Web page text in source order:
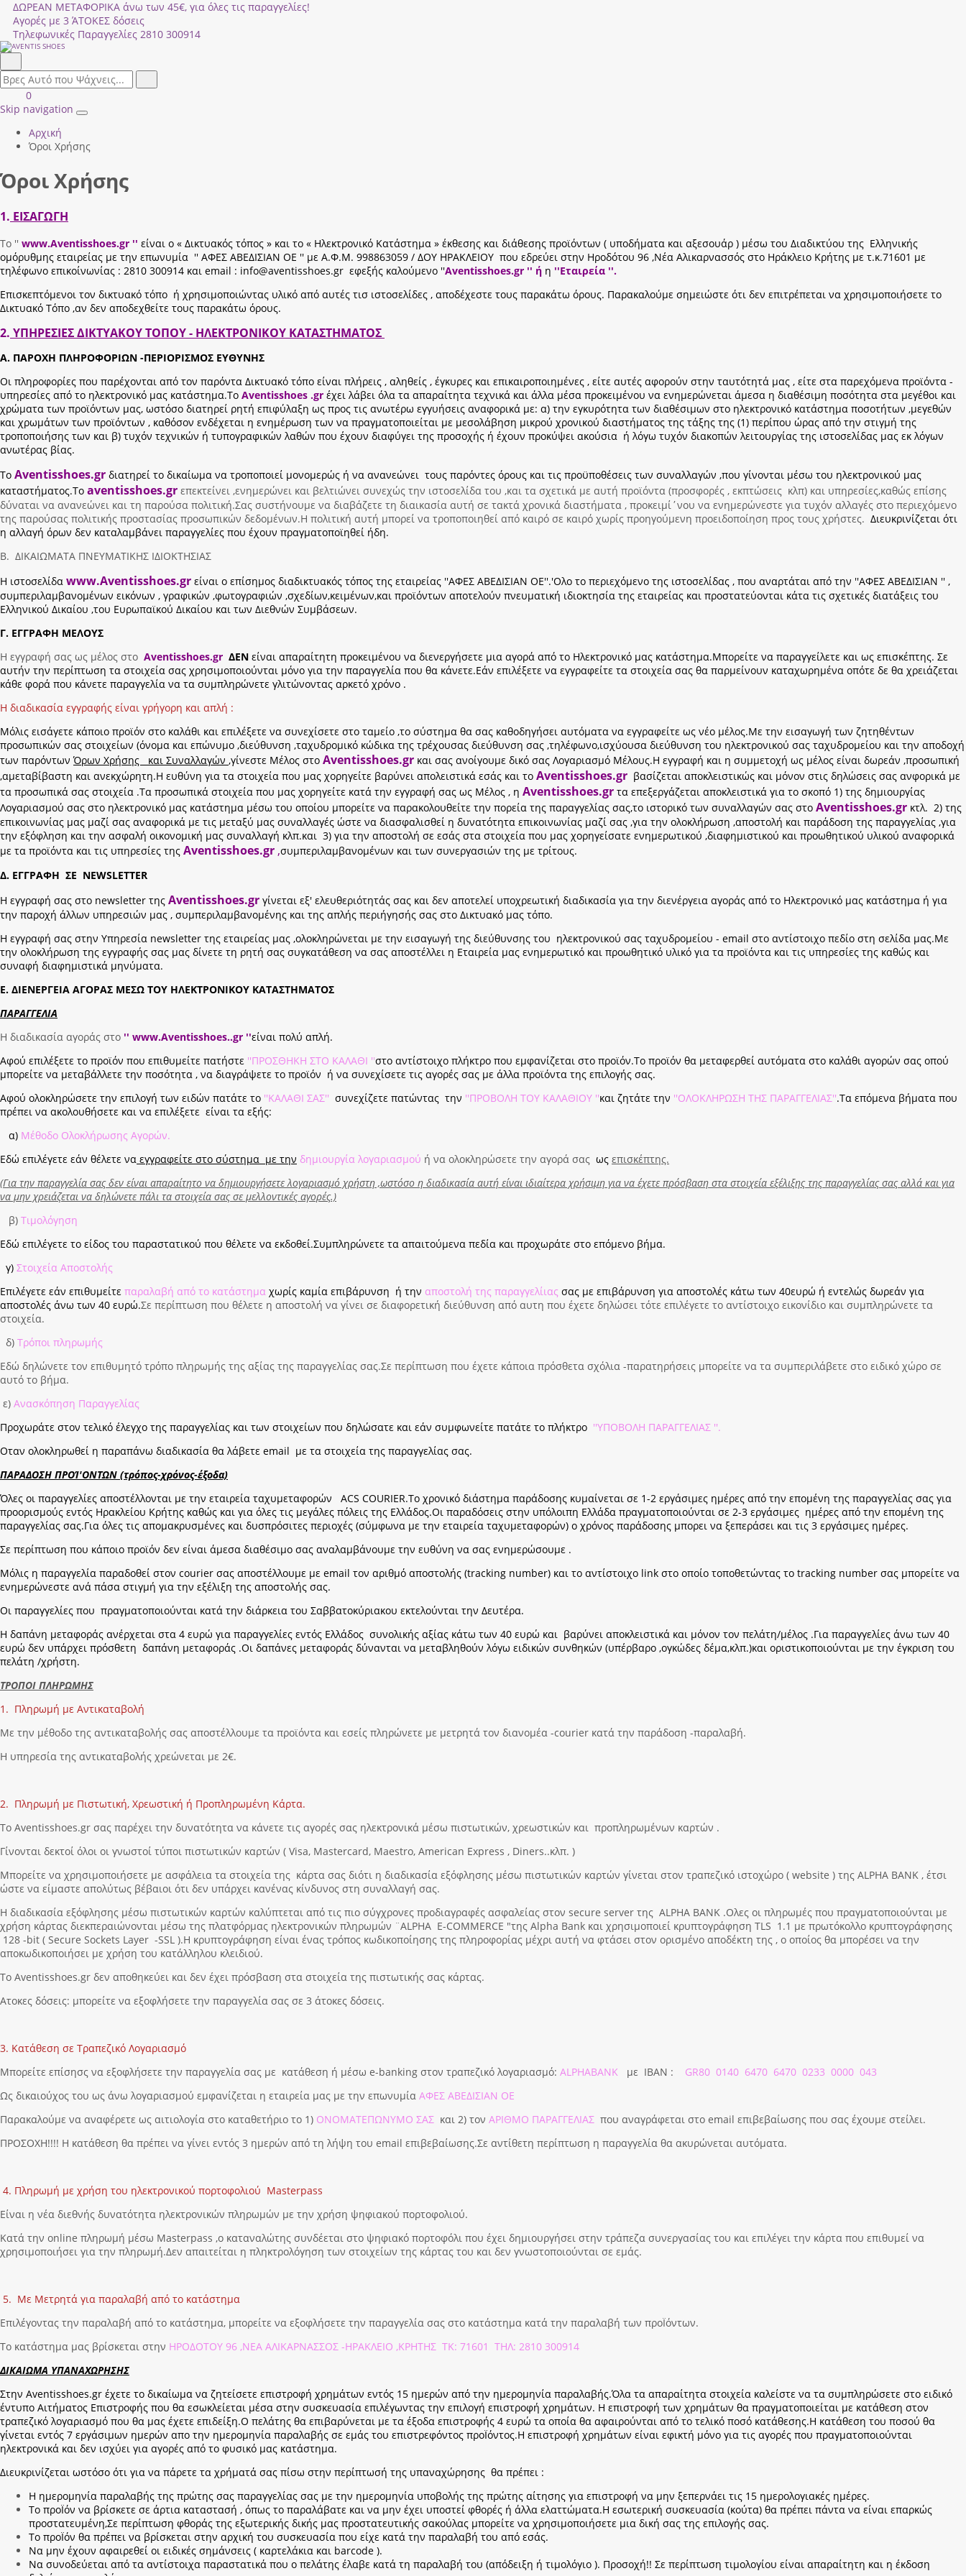
ΔΩΡΕΑΝ ΜΕΤΑΦΟΡΙΚΑ άνω των 45€, για όλες τις παραγγελίες!
Αγορές με 3 ΆΤΟΚΕΣ δόσεις
Τηλεφωνικές Παραγγελίες 2810 300914
field.search
Είσοδος
|
ΚΑΛΑΘΙ
ΑΓΟΡΩΝ
0
Skip navigation
Toggle
Αρχική
Όροι Χρήσης
Όροι Χρήσης
1. ΕΙΣΑΓΩΓΗ
Το '' www.Aventisshoes.gr '' είναι ο « Δικτυακός τόπος » και το « Ηλεκτρονικό Κατάστημα » έκθεσης και διάθεσης προϊόντων ( υποδήματα και αξεσουάρ ) μέσω του Διαδικτύου της Ελληνικής
ομόρυθμης εταιρείας με την επωνυμία '' ΑΦΕΣ ΑΒΕΔΙΣΙΑΝ ΟΕ '' με Α.Φ.Μ. 998863059 / ΔΟΥ ΗΡΑΚΛΕΙΟΥ που εδρεύει στην Ηροδότου 96 ,Νέα Αλικαρνασσός στο Ηράκλειο Κρήτης με τ.κ.71601 με
τηλέφωνο επικοίνωνίας : 2810 300914 και email : info@aventisshoes.gr εφεξής καλούμενο ''Aventisshoes.gr '' ή η ''Εταιρεία ''.
Επισκεπτόμενοι τον δικτυακό τόπο ή χρησιμοποιώντας υλικό από αυτές τισ ιστοσελίδες , αποδέχεστε τους παρακάτω όρους. Παρακαλούμε σημειώστε ότι δεν επιτρέπεται να χρησιμοποιήσετε το
Δικτυακό Τόπο ,αν δεν αποδεχθείτε τους παρακάτω όρους.
2. ΥΠΗΡΕΣΙΕΣ ΔΙΚΤΥΑΚΟΥ ΤΟΠΟΥ - ΗΛΕΚΤΡΟΝΙΚΟΥ ΚΑΤΑΣΤΗΜΑΤΟΣ
Α. ΠΑΡΟΧΗ ΠΛΗΡΟΦΟΡΙΩΝ -ΠΕΡΙΟΡΙΣΜΟΣ ΕΥΘΥΝΗΣ
Οι πληροφορίες που παρέχονται από τον παρόντα Δικτυακό τόπο είναι πλήρεις , αληθείς , έγκυρες και επικαιροποιημένες , είτε αυτές αφορούν στην ταυτότητά μας , είτε στα παρεχόμενα προϊόντα -
υπηρεσίες από το ηλεκτρονικό μας κατάστημα.Το Aventisshoes .gr έχει λάβει όλα τα απαραίτητα τεχνικά και άλλα μέσα προκειμένου να ενημερώνεται άμεσα η διαθέσιμη ποσότητα στα μεγέθοι και
χρώματα των προϊόντων μας, ωστόσο διατηρεί ρητή επιφύλαξη ως προς τις ανωτέρω εγγυήσεις αναφορικά με: α) την εγκυρότητα των διαθέσιμων στο ηλεκτρονικό κατάστημα ποσοτήτων ,μεγεθών
και χρωμάτων των προϊόντων , καθόσον ενδέχεται η ενημέρωση των να πραγματοποιείται με μεσολάβηση μικρού χρονικού διαστήματος της τάξης της (1) περίπου ώρας από την στιγμή της
τροποποιήσης των και β) τυχόν τεχνικών ή τυπογραφικών λαθών που έχουν διαφύγει της προσοχής ή έχουν προκύψει ακούσια ή λόγω τυχόν διακοπών λειτουργίας της ιστοσελίδας μας εκ λόγων
ανωτέρας βίας.
Το Aventisshoes.gr διατηρεί το δικαίωμα να τροποποιεί μονομερώς ή να ανανεώνει τους παρόντες όρους και τις προϋποθέσεις των συναλλαγών ,που γίνονται μέσω του ηλεκτρονικού μας
καταστήματος.Το aventisshoes.gr επεκτείνει ,ενημερώνει και βελτιώνει συνεχώς την ιστοσελίδα του ,και τα σχετικά με αυτή προϊόντα (προσφορές , εκπτώσεις κλπ) και υπηρεσίες,καθώς επίσης
δύναται να ανανεώνει και τη παρούσα πολιτική.Σας συστήνουμε να διαβάζετε τη διαικασία αυτή σε τακτά χρονικά διαστήματα , προκειμί΄νου να ενημερώνεστε για τυχόν αλλαγές στο περιεχόμενο
της παρούσας πολιτικής προστασίας προσωπικών δεδομένων.Η πολιτική αυτή μπορεί να τροποποιηθεί από καιρό σε καιρό χωρίς προηγούμενη προειδοποίηση προς τους χρήστες. Διευκρινίζεται ότι
η αλλαγή όρων δεν καταλαμβάνει παραγγελίες που έχουν πραγματοποϊηθεί ήδη.
Β. ΔΙΚΑΙΩΜΑΤΑ ΠΝΕΥΜΑΤΙΚΗΣ ΙΔΙΟΚΤΗΣΙΑΣ
Η ιστοσελίδα www.Aventisshoes.gr είναι ο επίσημος διαδικτυακός τόπος της εταιρείας ''ΑΦΕΣ ΑΒΕΔΙΣΙΑΝ ΟΕ''.'Ολο το περιεχόμενο της ιστοσελίδας , που αναρτάται από την ''ΑΦΕΣ ΑΒΕΔΙΣΙΑΝ '' ,
συμπεριλαμβανομένων εικόνων , γραφικών ,φωτογραφιών ,σχεδίων,κειμένων,και προϊόντων αποτελούν πνευματική ιδιοκτησία της εταιρείας και προστατεύονται κάτα τις σχετικές διατάξεις του
Ελληνικού Δικαίου ,του Ευρωπαϊκού Δικαίου και των Διεθνών Συμβάσεων.
Γ. ΕΓΓΡΑΦΗ ΜΕΛΟΥΣ
Η εγγραφή σας ως μέλος στο Aventisshoes.gr ΔΕΝ είναι απαραίτητη προκειμένου να διενεργήσετε μια αγορά από το Ηλεκτρονικό μας κατάστημα.Μπορείτε να παραγγείλετε και ως επισκέπτης. Σε
αυτήν την περίπτωση τα στοιχεία σας χρησιμοποιούνται μόνο για την παραγγελία που θα κάνετε.Εάν επιλέξετε να εγγραφείτε τα στοιχεία σας θα παρμείνουν καταχωρημένα οπότε δε θα χρειάζεται
κάθε φορά που κάνετε παραγγελία να τα συμπληρώνετε γλιτώνοντας αρκετό χρόνο .
Η διαδικασία εγγραφής είναι γρήγορη και απλή :
Μόλις εισάγετε κάποιο προϊόν στο καλάθι και επιλέξετε να συνεχίσετε στο ταμείο ,το σύστημα θα σας καθοδηγήσει αυτόματα να εγγραφείτε ως νέο μέλος.Με την εισαγωγή των ζητηθέντων
προσωπικών σας στοιχείων (όνομα και επώνυμο ,διεύθυνση ,ταχυδρομικό κώδικα της τρέχουσας διεύθυνση σας ,τηλέφωνο,ισχύουσα διεύθυνση του ηλεκτρονικού σας ταχυδρομείου και την αποδοχή
των παρόντωνΌρων Χρήσης και Συναλλαγών ,γίνεστε Μέλος στο Aventisshoes.gr και σας ανοίγουμε δικό σας Λογαριασμό Μέλους.Η εγγραφή και η συμμετοχή ως μέλος είναι δωρεάν ,προσωπική
,αμεταβίβαστη και ανεκχώρητη.Η ευθύνη για τα στοιχεία που μας χορηγείτε βαρύνει απολειστικά εσάς και το Aventisshoes.gr βασίζεται αποκλειστικώς και μόνον στις δηλώσεις σας ανφορικά με
τα προσωπικά σας στοιχεία .Τα προσωπικά στοιχεία που μας χορηγείτε κατά την εγγραφή σας ως Μέλος , η Aventisshoes.gr τα επεξεργάζεται αποκλειστικά για το σκοπό 1) της δημιουργίας
Λογαριασμού σας στο ηλεκτρονικό μας κατάστημα μέσω του οποίου μπορείτε να παρακολουθείτε την πορεία της παραγγελίας σας,το ιστορικό των συναλλαγών σας στο Aventisshoes.gr κτλ. 2) της
επικοινωνίας μας μαζί σας αναφορικά με τις μεταξύ μας συναλλαγές ώστε να διασφαλισθεί η δυνατότητα επικοινωνίας μαζί σας ,για την ολοκλήρωση ,αποστολή και παράδοση της παραγγελίας ,για
την εξόφληση και την ασφαλή οικονομική μας συναλλαγή κλπ.και 3) για την αποστολή σε εσάς στα στοιχεία που μας χορηγείσατε ενημερωτικού ,διαφημιστικού και προωθητικού υλικού αναφορικά
με τα προϊόντα και τις υπηρεσίες της Aventisshoes.gr ,συμπεριλαμβανομένων και των συνεργασιών της με τρίτους.
Δ. ΕΓΓΡΑΦΗ ΣΕ NEWSLETTER
Η εγγραφή σας στο newsletter της Aventisshoes.gr γίνεται εξ' ελευθεριότητάς σας και δεν αποτελεί υποχρεωτική διαδικασία για την διενέργεια αγοράς από το Ηλεκτρονικό μας κατάστημα ή για
την παροχή άλλων υπηρεσιών μας , συμπεριλαμβανομένης και της απλής περιήγησής σας στο Δικτυακό μας τόπο.
Η εγγραφή σας στην Υπηρεσία newsletter της εταιρείας μας ,ολοκληρώνεται με την εισαγωγή της διεύθυνσης του ηλεκτρονικού σας ταχυδρομείου - email στο αντίστοιχο πεδίο στη σελίδα μας.Με
την ολοκλήρωση της εγγραφής σας μας δίνετε τη ρητή σας συγκατάθεση να σας αποστέλλει η Εταιρεία μας ενημερωτικό και προωθητικό υλικό για τα προϊόντα και τις υπηρεσίες της καθώς και
συναφή διαφημιστικά μηνύματα.
Ε. ΔΙΕΝΕΡΓΕΙΑ ΑΓΟΡΑΣ ΜΕΣΩ ΤΟΥ ΗΛΕΚΤΡΟΝΙΚΟΥ ΚΑΤΑΣΤΗΜΑΤΟΣ
ΠΑΡΑΓΓΕΛΙΑ
Η διαδικασία αγοράς στο '' www.Aventisshoes..gr ''είναι πολύ απλή.
Αφού επιλέξετε το προϊόν που επιθυμείτε πατήστε ''ΠΡΟΣΘΗΚΗ ΣΤΟ ΚΑΛΑΘΙ ''στο αντίστοιχο πλήκτρο που εμφανίζεται στο προϊόν.Το προϊόν θα μεταφερθεί αυτόματα στο καλάθι αγορών σας οπού
μπορείτε να μεταβάλλετε την ποσότητα , να διαγράψετε το προϊόν ή να συνεχίσετε τις αγορές σας με άλλα προϊόντα της επιλογής σας.
Αφού ολοκληρώσετε την επιλογή των ειδών πατάτε το ''ΚΑΛΑΘΙ ΣΑΣ'' συνεχίζετε πατώντας την ''ΠΡΟΒΟΛΗ ΤΟΥ ΚΑΛΑΘΙΟΥ ''και ζητάτε την ''ΟΛΟΚΛΗΡΩΣΗ ΤΗΣ ΠΑΡΑΓΓΕΛΙΑΣ''.Τα επόμενα βήματα που
πρέπει να ακολουθήσετε και να επιλέξετε είναι τα εξής:
α) Μέθοδο Ολοκλήρωσης Αγορών.
Εδώ επιλέγετε εάν θέλετε να εγγραφείτε στο σύστημα με την δημιουργία λογαριασμού ή να ολοκληρώσετε την αγορά σας ως επισκέπτης.
(Για την παραγγελία σας δεν είναι απαραίτητο να δημιουργήσετε λογαριασμό χρήστη ,ωστόσο η διαδικασία αυτή είναι ιδιαίτερα χρήσιμη για να έχετε πρόσβαση στα στοιχεία εξέλιξης της παραγγελίας σας αλλά και για
να μην χρειάζεται να δηλώνετε πάλι τα στοιχεία σας σε μελλοντικές αγορές.)
β) Τιμολόγηση
Εδώ επιλέγετε το είδος του παραστατικού που θέλετε να εκδοθεί.Συμπληρώνετε τα απαιτούμενα πεδία και προχωράτε στο επόμενο βήμα.
γ) Στοιχεία Αποστολής
Επιλέγετε εάν επιθυμείτε παραλαβή από το κατάστημα χωρίς καμία επιβάρυνση ή την αποστολή της παραγγελίιας σας με επιβάρυνση για αποστολές κάτω των 40ευρώ ή εντελώς δωρεάν για
αποστολές άνω των 40 ευρώ.Σε περίπτωση που θέλετε η αποστολή να γίνει σε διαφορετική διεύθυνση από αυτη που έχετε δηλώσει τότε επιλέγετε το αντίστοιχο εικονίδιο και συμπληρώνετε τα
στοιχεία.
δ) Τρόποι πληρωμής
Εδώ δηλώνετε τον επιθυμητό τρόπο πληρωμής της αξίας της παραγγελίας σας.Σε περίπτωση που έχετε κάποια πρόσθετα σχόλια -παρατηρήσεις μπορείτε να τα συμπεριλάβετε στο ειδικό χώρο σε
αυτό το βήμα.
ε) Ανασκόπηση Παραγγελίας
Προχωράτε στον τελικό έλεγχο της παραγγελίας και των στοιχείων που δηλώσατε και εάν συμφωνείτε πατάτε το πλήκτρο ''ΥΠΟΒΟΛΗ ΠΑΡΑΓΓΕΛΙΑΣ ''.
Οταν ολοκληρωθεί η παραπάνω διαδικασία θα λάβετε email με τα στοιχεία της παραγγελίας σας.
ΠΑΡΑΔΟΣΗ ΠΡΟΊ'ΟΝΤΩΝ (τρόπος-χρόνος-έξοδα)
Όλες οι παραγγελίες αποστέλλονται με την εταιρεία ταχυμεταφορών ACS COURIER.Το χρονικό διάστημα παράδοσης κυμαίνεται σε 1-2 εργάσιμες ημέρες από την επομένη της παραγγελίας σας για
προορισμούς εντός Ηρακλείου Κρήτης καθώς και για όλες τις μεγάλες πόλεις της Ελλάδος.Οι παραδόσεις στην υπόλοιπη Ελλάδα πραγματοποιούνται σε 2-3 εργάσιμες ημέρες από την επομένη της
παραγγελίας σας.Για όλες τις απομακρυσμένες και δυσπρόσιτες περιοχές (σύμφωνα με την εταιρεία ταχυμεταφορών) ο χρόνος παράδοσης μπορει να ξεπεράσει και τις 3 εργάσιμες ημέρες.
Σε περίπτωση που κάποιο προϊόν δεν είναι άμεσα διαθέσιμο σας αναλαμβάνουμε την ευθύνη να σας ενημερώσουμε .
Μόλις η παραγγελία παραδοθεί στον courier σας αποστέλλουμε με email τον αριθμό αποστολής (tracking number) και το αντίστοιχο link στο οποίο τοποθετώντας το tracking number σας μπορείτε να
ενημερώνεστε ανά πάσα στιγμή για την εξέλιξη της αποστολής σας.
Οι παραγγελίες που πραγματοποιούνται κατά την διάρκεια του Σαββατοκύριακου εκτελούνται την Δευτέρα.
Η δαπάνη μεταφοράς ανέρχεται στα 4 ευρώ για παραγγελίες εντός Ελλάδος συνολικής αξίας κάτω των 40 ευρώ και βαρύνει αποκλειστικά και μόνον τον πελάτη/μέλος .Για παραγγελίες άνω των 40
ευρώ δεν υπάρχει πρόσθετη δαπάνη μεταφοράς .Οι δαπάνες μεταφοράς δύνανται να μεταβληθούν λόγω ειδικών συνθηκών (υπέρβαρο ,ογκώδες δέμα,κλπ.)και οριστικοποιούνται με την έγκριση του
πελάτη /χρήστη.
ΤΡΟΠΟΙ ΠΛΗΡΩΜΗΣ
1. Πληρωμή με Αντικαταβολή
Με την μέθοδο της αντικαταβολής σας αποστέλλουμε τα προϊόντα και εσείς πληρώνετε με μετρητά τον διανομέα -courier κατά την παράδοση -παραλαβή.
Η υπηρεσία της αντικαταβολής χρεώνεται με 2€.
2. Πληρωμή με Πιστωτική, Χρεωστική ή Προπληρωμένη Κάρτα.
Το Aventisshoes.gr σας παρέχει την δυνατότητα να κάνετε τις αγορές σας ηλεκτρονικά μέσω πιστωτικών, χρεωστικών και προπληρωμένων καρτών .
Γίνονται δεκτοί όλοι οι γνωστοί τύποι πιστωτικών καρτών ( Visa, Mastercard, Maestro, American Express , Diners..κλπ. )
Μπορείτε να χρησιμοποιήσετε με ασφάλεια τα στοιχεία της κάρτα σας διότι η διαδικασία εξόφλησης μέσω πιστωτικών καρτών γίνεται στον τραπεζικό ιστοχώρο ( website ) της ALPHA BANK , έτσι
ώστε να είμαστε απολύτως βέβαιοι ότι δεν υπάρχει κανένας κίνδυνος στη συναλλαγή σας.
Η διαδικασία εξόφλησης μέσω πιστωτικών καρτών καλύπτεται από τις πιο σύγχρονες προδιαγραφές ασφαλείας στον secure server της ALPHA BANK .Ολες οι πληρωμές που πραγματοποιούνται με
χρήση κάρτας διεκπεραιώνονται μέσω της πλατφόρμας ηλεκτρονικών πληρωμών ¨ALPHA E-COMMERCE "της Alpha Bank και χρησιμοποιεί κρυπτογράφηση TLS 1.1 με πρωτόκολλο κρυπτογράφησης
128 -bit ( Secure Sockets Layer -SSL ).Η κρυπτογράφηση είναι ένας τρόπος κωδικοποίησης της πληροφορίας μέχρι αυτή να φτάσει στον ορισμένο αποδέκτη της , ο οποίος θα μπορέσει να την
αποκωδικοποιήσει με χρήση του κατάλληλου κλειδιού.
Το Aventisshoes.gr δεν αποθηκεύει και δεν έχει πρόσβαση στα στοιχεία της πιστωτικής σας κάρτας.
Ατοκες δόσεις: μπορείτε να εξοφλήσετε την παραγγελία σας σε 3 άτοκες δόσεις.
3. Κατάθεση σε Tραπεζικό Λογαριασμό
Μπορείτε επίσησς να εξοφλήσετε την παραγγελία σας με κατάθεση ή μέσω e-banking στον τραπεζικό λογαριασμό: ALPHABANK με IBAN : GR80 0140 6470 6470 0233 0000 043
Ως δικαιούχος του ως άνω λογαριασμού εμφανίζεται η εταιρεία μας με την επωνυμία ΑΦΕΣ ΑΒΕΔΙΣΙΑΝ ΟΕ
Παρακαλούμε να αναφέρετε ως αιτιολογία στο καταθετήριο το 1) ΟΝΟΜΑΤΕΠΩΝΥΜΟ ΣΑΣ και 2) τον ΑΡΙΘΜΟ ΠΑΡΑΓΓΕΛΙΑΣ που αναγράφεται στο email επιβεβαίωσης που σας έχουμε στείλει.
ΠΡΟΣΟΧΗ!!!! Η κατάθεση θα πρέπει να γίνει εντός 3 ημερών από τη λήψη του email επιβεβαίωσης.Σε αντίθετη περίπτωση η παραγγελία θα ακυρώνεται αυτόματα.
4. Πληρωμή με χρήση του ηλεκτρονικού πορτοφολιού Masterpass
Είναι η νέα διεθνής δυνατότητα ηλεκτρονικών πληρωμών με την χρήση ψηφιακού πορτοφολιού.
Κατά την online πληρωμή μέσω Masterpass ,ο καταναλώτης συνδέεται στο ψηφιακό πορτοφόλι που έχει δημιουργήσει στην τράπεζα συνεργασίας του και επιλέγει την κάρτα που επιθυμεί να
χρησιμοποιήσει για την πληρωμή.Δεν απαιτείται η πληκτρολόγηση των στοιχείων της κάρτας του και δεν γνωστοποιούνται σε εμάς.
5. Με Μετρητά για παραλαβή από το κατάστημα
Επιλέγοντας την παραλαβή από το κατάστημα, μπορείτε να εξοφλήσετε την παραγγελία σας στο κατάστημα κατά την παραλαβή των προΪόντων.
Το κατάστημα μας βρίσκεται στην ΗΡΟΔΟΤΟΥ 96 ,ΝΕΑ ΑΛΙΚΑΡΝΑΣΣΟΣ -ΗΡΑΚΛΕΙΟ ,ΚΡΗΤΗΣ ΤΚ: 71601 ΤΗΛ: 2810 300914
ΔΙΚΑΙΩΜΑ ΥΠΑΝΑΧΩΡΗΣΗΣ
Στην Aventisshoes.gr έχετε το δικαίωμα να ζητείσετε επιστροφή χρημάτων εντός 15 ημερών από την ημερομηνία παραλαβής.Όλα τα απαραίτητα στοιχεία καλείστε να τα συμπληρώσετε στο ειδικό
έντυπο Αιτήματος Επιστροφής που θα εσωκλείεται μέσα στην συσκευασία επιλέγωντας την επιλογή επιστροφή χρημάτων. Η επιστροφή των χρημάτων θα πραγματοποιείται με κατάθεση στον
τραπεζικό λογαριασμό που θα μας έχετε επιδείξη.Ο πελάτης θα επιβαρύνεται με τα έξοδα επιστροφής 4 ευρώ τα οποία θα αφαιρούνται από το τελικό ποσό κατάθεσης.Η κατάθεση του ποσού θα
γίνεται εντός 7 εργάσιμων ημερών απο την ημερομηνία παραλαβής σε εμάς του επιστρεφόντος προΪόντος.Η επιστροφή χρημάτων είναι εφικτή μόνο για τις αγορές που πραγματοποιούνται
ηλεκτρονικά και δεν ισχύει για αγορές από το φυσικό μας κατάστημα.
Διευκρινίζεται ωστόσο ότι για να πάρετε τα χρήματά σας πίσω στην περίπτωσή της υπαναχώρησης θα πρέπει :
Η ημερομηνία παραλαβής της πρώτης σας παραγγελίας σας με την ημερομηνία υποβολής της πρώτης αίτησης για επιστροφή να μην ξεπερνάει τις 15 ημερολογιακές ημέρες.
Το προΪόν να βρίσκετε σε άρτια καταστασή , όπως το παραλάβατε και να μην έχει υποστεί φθορές ή άλλα ελαττώματα.Η εσωτερική συσκευασία (κούτα) θα πρέπει πάντα να είναι επαρκώς
προστατευμένη,Σε περίπτωση φθοράς της εξωτερικής δικής μας προστατευτικής σακούλας μπορείτε να χρησιμοποιήσετε μια δική σας της επιλογής σας.
Το προΪόν θα πρέπει να βρίσκεται στην αρχική του συσκευασία που είχε κατά την παραλαβή του από εσάς.
Να μην έχουν αφαιρεθεί οι ειδικές σημάνσεις ( καρτελάκια και barcode ).
Να συνοδεύεται από τα αντίστοιχα παραστατικά που ο πελάτης έλαβε κατά τη παραλαβή του (απόδειξη ή τιμολόγιο ). Προσοχή!! Σε περίπτωση τιμολογίου είναι απαραίτητη και η έκδοση